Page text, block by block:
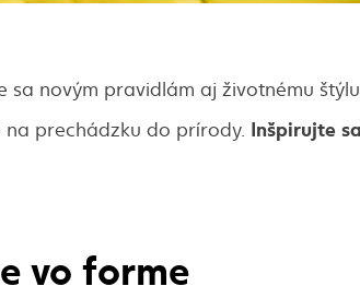
sa novým pravidlám aj životnému
prechádzku do prírody. Inšpirujte
vo forme